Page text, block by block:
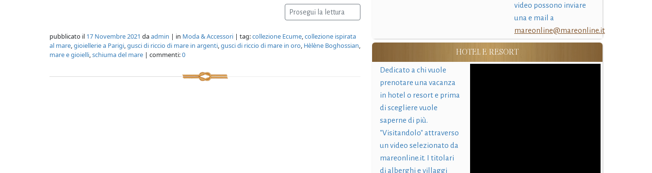
Prosegui la lettura
pubblicato il 17 Novembre 2021 daadmin | in Moda & Accessori | tag:collezione Ecume,collezione ispirata
al mare,gioiellerie a Parigi,gusci di riccio di mare in argenti,gusci di riccio di mare in oro, Hèlène Boghossian,
mare e gioielli,schiuma del mare | commenti:0
video possono inviare
una e mail a
mareonline@mareonline.it
HOTEL E RESORT
Dedicato a chi vuole
prenotare una vacanza
in hotel o resort e prima
di scegliere vuole
saperne di più.
"Visitandolo" attraverso
un video selezionato da
mareonline.it. I titolari
di alberghi e villaggi